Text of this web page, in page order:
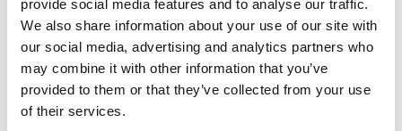
provide social media features and to analyse our traffic.
We also share information about your use of our site with
our social media, advertising and analytics partners who
may combine it with other information that you’ve
provided to them or that they’ve collected from your use
of their services.
versterkt kan worden en wat er al goed gaat.
Door mijn enthousiasme en eerlijkheid zorg
ik ervoor dat zowel het huidige werk als
toekomstige opdrachten met een helder
plan worden uitgevoerd. En als dat nodig is,